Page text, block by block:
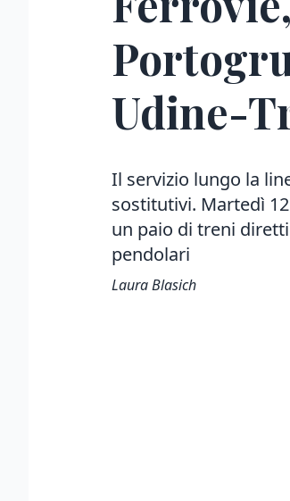
Udine-
Il servizio lungo la
sostitutivi. Martedì
un paio di treni
pendolari
Laura Blasich